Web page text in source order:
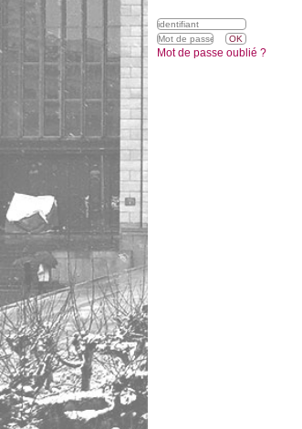
Mot de passe oublié ?